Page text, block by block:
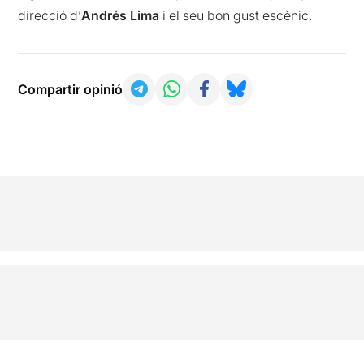
direcció d’Andrés Lima i el seu bon gust escènic.
Compartir opinió